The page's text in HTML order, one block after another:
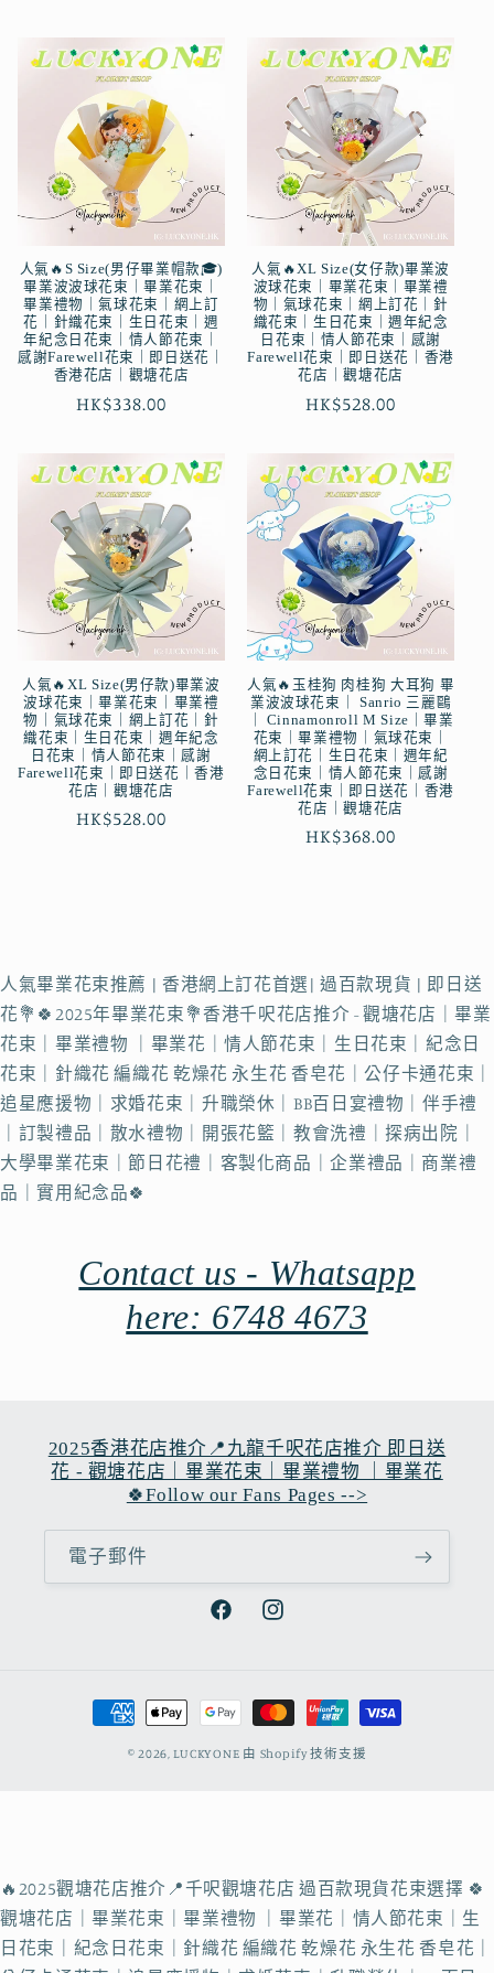
人氣🔥S Size(男仔畢業帽款🎓)
畢業波波球花束｜畢業花束｜
畢業禮物｜氣球花束｜網上訂
花｜針織花束｜生日花束｜週
年紀念日花束｜情人節花束｜
感謝Farewell花束｜即日送花｜
香港花店｜觀塘花店
定
HK$338.00
人氣🔥XL Size(女仔款)畢業波
波球花束｜畢業花束｜畢業禮
物｜氣球花束｜網上訂花｜針
織花束｜生日花束｜週年紀念
日花束｜情人節花束｜感謝
Farewell花束｜即日送花｜香港
花店｜觀塘花店
定
HK$528.00
人氣🔥XL Size(男仔款)畢業波
波球花束｜畢業花束｜畢業禮
物｜氣球花束｜網上訂花｜針
織花束｜生日花束｜週年紀念
日花束｜情人節花束｜感謝
Farewell花束｜即日送花｜香港
花店｜觀塘花店
定
HK$528.00
人氣🔥玉桂狗 肉桂狗 大耳狗 畢
業波波球花束｜ Sanrio 三麗鷗
｜ Cinnamonroll M Size｜畢業
花束｜畢業禮物｜氣球花束｜
網上訂花｜生日花束｜週年紀
念日花束｜情人節花束｜感謝
Farewell花束｜即日送花｜香港
花店｜觀塘花店
定
HK$368.00
人氣畢業花束推薦 | 香港網上訂花首選| 過百款現貨 | 即日送
花💐🍀2025年畢業花束💐香港千呎花店推介 - 觀塘花店｜畢業
花束｜畢業禮物 ｜畢業花｜情人節花束｜生日花束｜紀念日
花束｜針織花 編織花 乾燥花 永生花 香皂花｜公仔卡通花束｜
追星應援物｜求婚花束｜升職榮休｜BB百日宴禮物｜伴手禮
｜訂製禮品｜散水禮物｜開張花籃｜教會洗禮｜探病出院｜
大學畢業花束｜節日花禮｜客製化商品｜企業禮品｜商業禮
品｜實用紀念品🍀
Contact us - Whatsapp
here: 6748 4673
2025香港花店推介📍九龍千呎花店推介 即日送
花 - 觀塘花店｜畢業花束｜畢業禮物 ｜畢業花
🍀Follow our Fans Pages -->
電子郵件
FacebookInstagram
付
款
© 2026,LUCKYONE 由 Shopify 技術支援
🔥2025觀塘花店推介📍千呎觀塘花店 過百款現貨花束選擇 🍀
觀塘花店｜畢業花束｜畢業禮物 ｜畢業花｜情人節花束｜生
日花束｜紀念日花束｜針織花 編織花 乾燥花 永生花 香皂花｜